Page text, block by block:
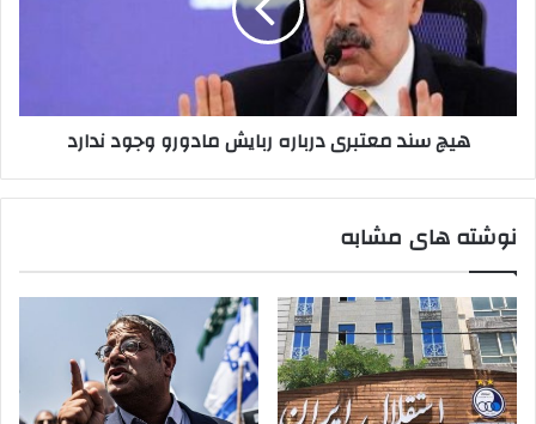
ربایش
مادورو
وجود
هیچ سند معتبری درباره ربایش مادورو وجود ندارد
نوشته های مشابه